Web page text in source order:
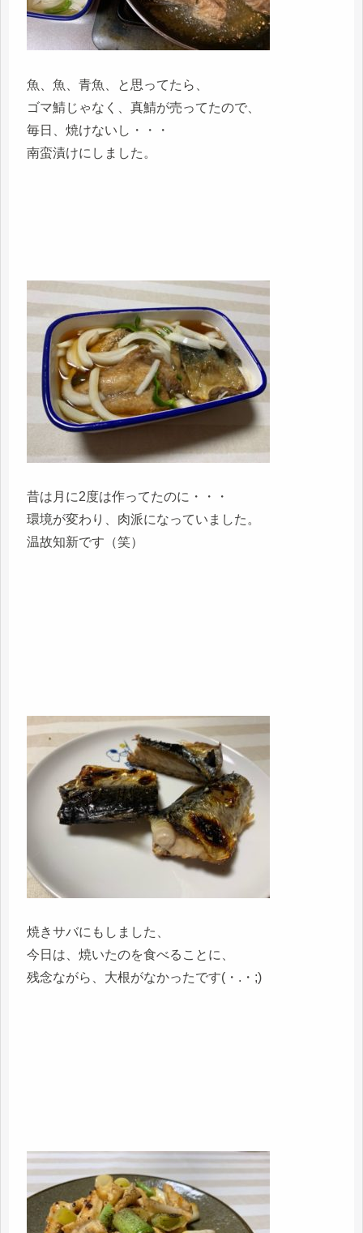
魚、魚、青魚、と思ってたら、
ゴマ鯖じゃなく、真鯖が売ってたので、
毎日、焼けないし・・・
南蛮漬けにしました。
昔は月に2度は作ってたのに・・・
環境が変わり、肉派になっていました。
温故知新です（笑）
焼きサバにもしました、
今日は、焼いたのを食べることに、
残念ながら、大根がなかったです(・.・;)